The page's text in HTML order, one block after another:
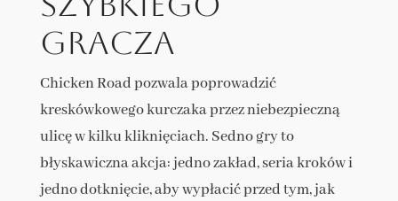
gracza
Chicken Road pozwala poprowadzić
kreskówkowego kurczaka przez niebezpieczną
ulicę w kilku kliknięciach. Sedno gry to
błyskawiczna akcja: jedno zakład, seria kroków i
jedno dotknięcie, aby wypłacić przed tym, jak